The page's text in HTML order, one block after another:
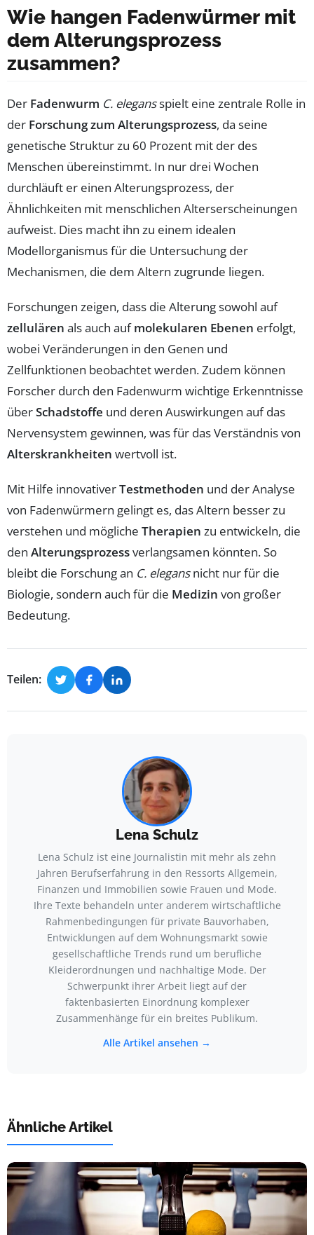
Wie hangen Fadenwürmer mit
dem Alterungsprozess
zusammen?
Der Fadenwurm C. elegansspielt eine zentrale Rolle in
der Forschung zum Alterungsprozess, da seine
genetische Struktur zu 60 Prozent mit der des
Menschen übereinstimmt. In nur drei Wochen
durchläuft er einen Alterungsprozess, der
Ähnlichkeiten mit menschlichen Alterserscheinungen
aufweist. Dies macht ihn zu einem idealen
Modellorganismus für die Untersuchung der
Mechanismen, die dem Altern zugrunde liegen.
Forschungen zeigen, dass die Alterung sowohl auf
zellulären als auch aufmolekularen Ebenen erfolgt,
wobei Veränderungen in den Genen und
Zellfunktionen beobachtet werden. Zudem können
Forscher durch den Fadenwurm wichtige Erkenntnisse
überSchadstoffe und deren Auswirkungen auf das
Nervensystem gewinnen, was für das Verständnis von
Alterskrankheiten wertvoll ist.
Mit Hilfe innovativerTestmethoden und der Analyse
von Fadenwürmern gelingt es, das Altern besser zu
verstehen und mögliche Therapien zu entwickeln, die
den Alterungsprozessverlangsamen könnten. So
bleibt die Forschung an C. elegansnicht nur für die
Biologie, sondern auch für die Medizin von großer
Bedeutung.
Teilen:
Lena Schulz
Lena Schulz ist eine Journalistin mit mehr als zehn
Jahren Berufserfahrung in den Ressorts Allgemein,
Finanzen und Immobilien sowie Frauen und Mode.
Ihre Texte behandeln unter anderem wirtschaftliche
Rahmenbedingungen für private Bauvorhaben,
Entwicklungen auf dem Wohnungsmarkt sowie
gesellschaftliche Trends rund um berufliche
Kleiderordnungen und nachhaltige Mode. Der
Schwerpunkt ihrer Arbeit liegt auf der
faktenbasierten Einordnung komplexer
Zusammenhänge für ein breites Publikum.
Alle Artikel ansehen →
Ähnliche Artikel